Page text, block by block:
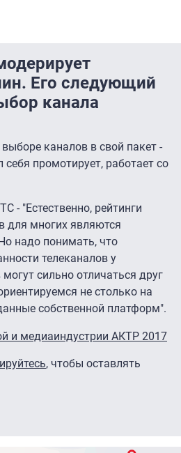
Его следующий
канала
каналов в свой пакет -
промотирует, работает со
- "Естественно, рейтинги
для многих являются
надо понимать, что
телеканалов у
сильно отличаться друг
не столько на
собственной платформ".
и медиаиндустрии АКТР 2017
, чтобы оставлять